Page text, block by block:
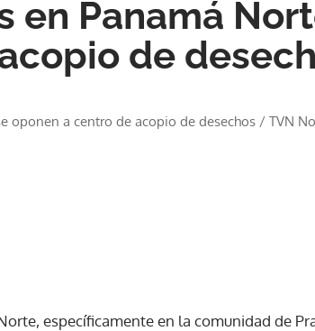
en Panamá
de
oponen a centro de acopio de desechos / TVN
específicamente en la comunidad de